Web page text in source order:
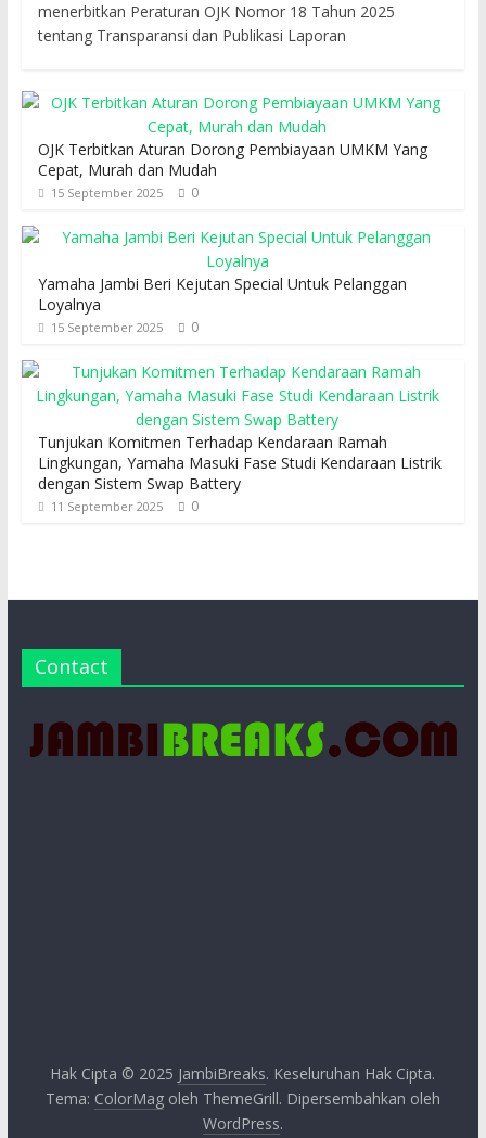
menerbitkan Peraturan OJK Nomor 18 Tahun 2025
tentang Transparansi dan Publikasi Laporan
OJK Terbitkan Aturan Dorong Pembiayaan UMKM Yang
Cepat, Murah dan Mudah
15 September 2025 0
Yamaha Jambi Beri Kejutan Special Untuk Pelanggan
Loyalnya
15 September 2025 0
Tunjukan Komitmen Terhadap Kendaraan Ramah
Lingkungan, Yamaha Masuki Fase Studi Kendaraan Listrik
dengan Sistem Swap Battery
11 September 2025 0
Contact
Hak Cipta © 2025 JambiBreaks. Keseluruhan Hak Cipta.
Tema: ColorMagoleh ThemeGrill. Dipersembahkan oleh
WordPress.